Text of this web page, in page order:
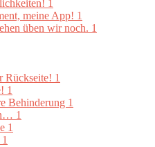
1
meine App! 1
üben wir noch. 1
Rückseite! 1
1
Behinderung 1
1
1
1